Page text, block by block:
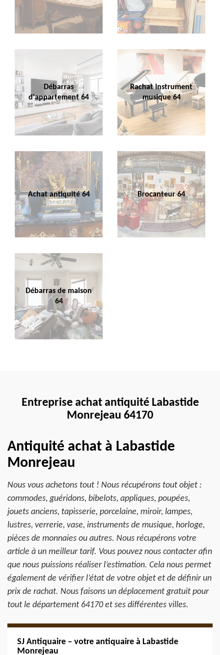
Débarras
d'appartement 64
Rachat instrument
musique 64
Achat antiquité 64 Brocanteur 64
Débarras de maison
64
Entreprise achat antiquité Labastide
Monrejeau 64170
Antiquité achat à Labastide
Monrejeau
Nous vous achetons tout ! Nous récupérons tout objet :
commodes, guéridons, bibelots, appliques, poupées,
jouets anciens, tapisserie, porcelaine, miroir, lampes,
lustres, verrerie, vase, instruments de musique, horloge,
pièces de monnaies ou autres. Nous récupérons votre
article à un meilleur tarif. Vous pouvez nous contacter afin
que nous puissions réaliser l’estimation. Cela nous permet
également de vérifier l’état de votre objet et de définir un
prix de rachat. Nous faisons un déplacement gratuit pour
tout le département 64170 et ses différentes villes.
SJ Antiquaire – votre antiquaire à Labastide
Monrejeau